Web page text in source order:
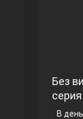
Без
В